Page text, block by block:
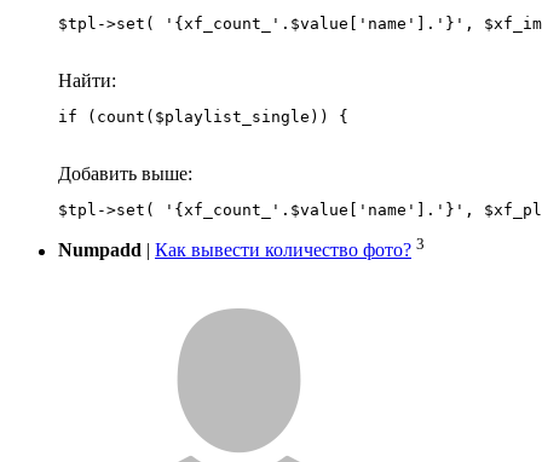
Найти:
if (count($playlist_single)) {
Добавить выше:
Numpadd Как вывести количество фото? 3